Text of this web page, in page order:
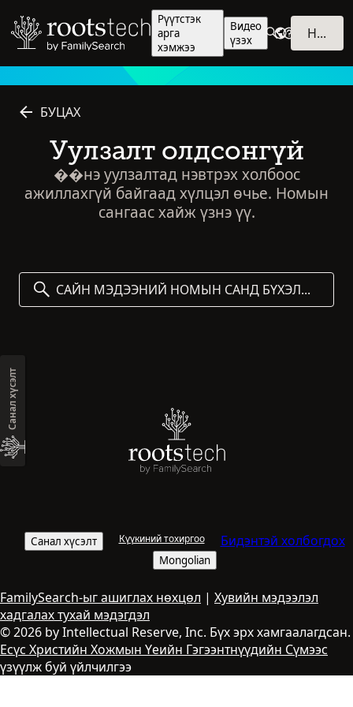
Рүүтстэк
арга
хэмжээ
Видео
үзэх
НЭВТРЭХ
БУЦАХ
Уулзалт олдсонгүй
��нэ уулзалтад нэвтрэх холбоос
ажиллахгүй байгаад хүлцэл өчье. Номын
сангаас хайж үзнэ үү.
САЙН МЭДЭЭНИЙ НОМЫН САНД БҮХЭЛД НЬ ХАЙЛТ ХИЙХ
Санал хүсэлт Күүкиний тохиргоо Бидэнтэй холбогдох
Mongolian
FamilySearch-ыг ашиглах нөхцөл | Хувийн мэдээлэл
хадгалах тухай мэдэгдэл
© 2026 by Intellectual Reserve, Inc. Бүх эрх хамгаалагдсан.
Есүс Христийн Хожмын Үеийн Гэгээнтнүүдийн Сүмээс
үзүүлж буй үйлчилгээ
Санал хүсэлт